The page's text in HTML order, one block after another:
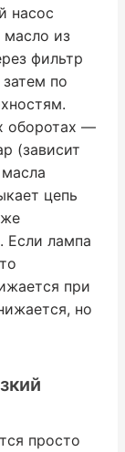
насос
масло из
фильтр
по
оборотах —
(зависит
цепь
Если лампа
при
но
просто